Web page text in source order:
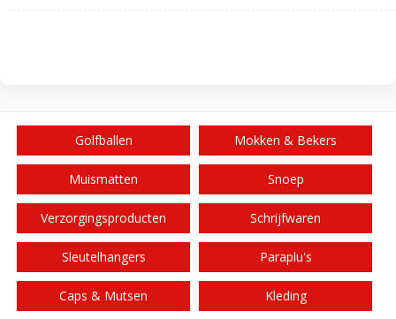
Golfballen Mokken & Bekers
Muismatten Snoep
Verzorgingsproducten Schrijfwaren
Sleutelhangers Paraplu's
Caps & Mutsen Kleding